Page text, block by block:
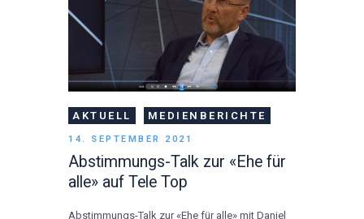
ÜBER UNS
DOWNLOADS
AKTUELL MEDIENBERICHTE
14. SEPTEMBER 2021
Abstimmungs-Talk zur «Ehe für
alle» auf Tele Top
Abstimmungs-Talk zur «Ehe für alle» mit Daniel